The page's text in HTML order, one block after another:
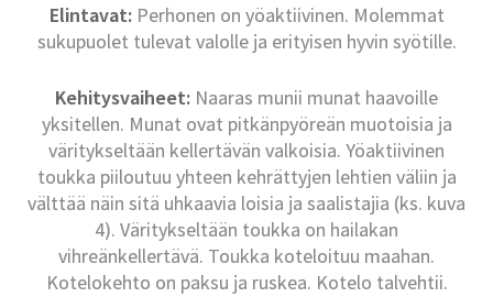
Elintavat:Perhonen on yöaktiivinen. Molemmat
sukupuolet tulevat valolle ja erityisen hyvin syötille.
Kehitysvaiheet: Naaras munii munat haavoille
yksitellen. Munat ovat pitkänpyöreän muotoisia ja
väritykseltään kellertävän valkoisia. Yöaktiivinen
toukka piiloutuu yhteen kehrättyjen lehtien väliin ja
välttää näin sitä uhkaavia loisia ja saalistajia (ks. kuva
4). Väritykseltään toukka on hailakan
vihreänkellertävä. Toukka koteloituu maahan.
Kotelokehto on paksu ja ruskea. Kotelo talvehtii.